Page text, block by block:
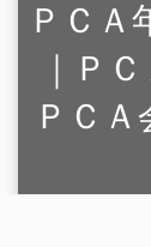
ＰＣＡ
｜
Ｐ
ＰＣ